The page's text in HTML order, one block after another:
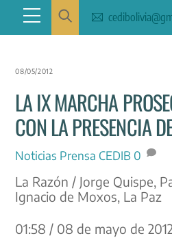
content
Menu
08/05/2012
LA IX MARCHA
CON LA PRESENCIA
Noticias Prensa CEDIB 0
La Razón / Jorge Quispe,
Ignacio de Moxos, La Paz
01:58 / 08 de mayo de